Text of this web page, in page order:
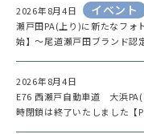
2026年8月4日 イベント
瀬戸田PA(上り)に新たなフォ
始】～尾道瀬戸田ブランド認
2026年8月4日
E76 西瀬戸自動車道 大浜
時閉鎖は終了いたしました【